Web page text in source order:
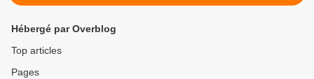
Hébergé par Overblog
Top articles
Pages